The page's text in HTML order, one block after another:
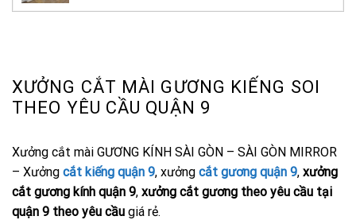
XƯỞNG CẮT MÀI GƯƠNG KIẾNG SOI
THEO YÊU CẦU QUẬN 9
Xưởng cắt mài GƯƠNG KÍNH SÀI GÒN – SÀI GÒN MIRROR
– Xưởng cắt kiếng quận 9, xưởng cắt gương quận 9, xưởng
cắt gương kính quận 9, xưởng cắt gương theo yêu cầu tại
quận 9 theo yêu cầu giá rẻ.